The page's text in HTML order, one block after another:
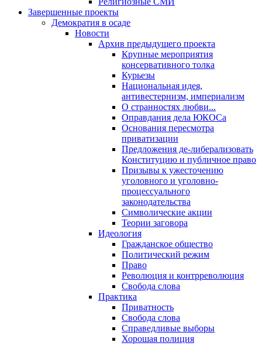
Завершенные проекты
Демократия в осаде
Новости
Архив предыдущего проекта
Крупные мероприятия
консервативного толка
Курьезы
Национальная идея,
антивестернизм, империализм
О странностях любви...
Оправдания дела ЮКОСа
Основания пересмотра
приватизации
Предложения де-либерализовать
Конституцию и публичное право
Призывы к ужесточению
уголовного и уголовно-
процессуального
законодательства
Символические акции
Теории заговора
Идеология
Гражданское общество
Политический режим
Право
Революция и контрреволюция
Свобода слова
Практика
Приватность
Свобода слова
Справедливые выборы
Хорошая полиция